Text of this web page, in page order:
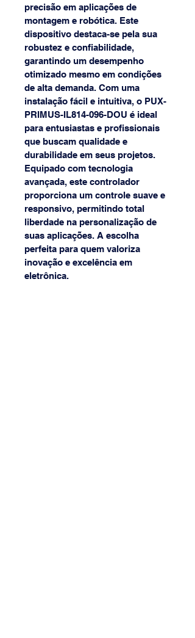
precisão em aplicações de
montagem e robótica. Este
dispositivo destaca-se pela sua
robustez e confiabilidade,
garantindo um desempenho
otimizado mesmo em condições
de alta demanda. Com uma
instalação fácil e intuitiva, o PUX-
PRIMUS-IL814-096-DOU é ideal
para entusiastas e profissionais
que buscam qualidade e
durabilidade em seus projetos.
Equipado com tecnologia
avançada, este controlador
proporciona um controle suave e
responsivo, permitindo total
liberdade na personalização de
suas aplicações. A escolha
perfeita para quem valoriza
inovação e excelência em
eletrônica.